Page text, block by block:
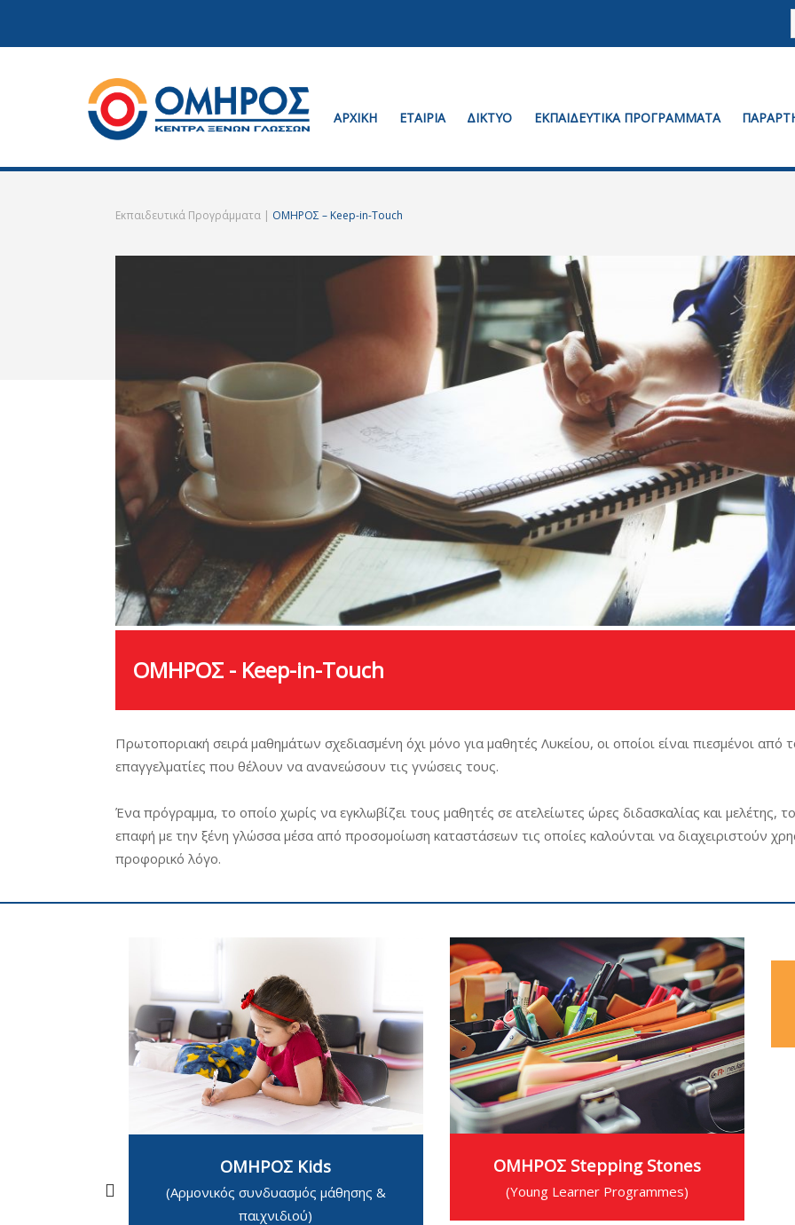
Όμηρος
ΑΡΧΙΚΗ ΕΤΑΙΡΙΑ ΔΙΚΤΥΟ ΕΚΠΑΙΔΕΥΤΙΚΑ ΠΡΟΓΡΑΜΜΑΤΑ
Εκπαιδευτικά Προγράμματα| ΟΜΗΡΟΣ – Keep-in-Touch
ΟΜΗΡΟΣ - Keep-in-Touch
Πρωτοποριακή σειρά μαθημάτων σχεδιασμένη όχι μόνο για μαθητές Λυκείου, οι οποίοι είναι πιεσμένοι από
επαγγελματίες που θέλουν να ανανεώσουν τις γνώσεις τους.
Ένα πρόγραμμα, το οποίο χωρίς να εγκλωβίζει τους μαθητές σε ατελείωτες ώρες διδασκαλίας και μελέτης,
επαφή με την ξένη γλώσσα μέσα από προσομοίωση καταστάσεων τις οποίες καλούνται να διαχειριστούν
προφορικό λόγο.
ΟΜΗΡΟΣ Kids
(Αρμονικός συνδυασμός μάθησης &
παιχνιδιού)
ΟΜΗΡΟΣ Stepping Stones
(Young Learner Programmes)